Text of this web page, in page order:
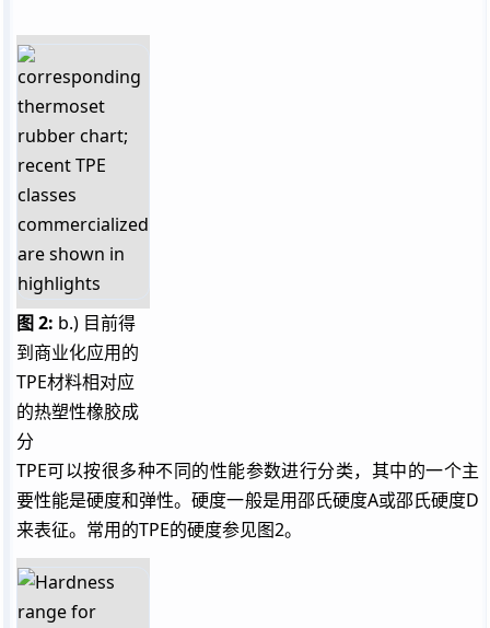
图 2: b.) 目前得
到商业化应用的
TPE材料相对应
的热塑性橡胶成
分
TPE可以按很多种不同的性能参数进行分类，其中的一个主
要性能是硬度和弹性。硬度一般是用邵氏硬度A或邵氏硬度D
来表征。常用的TPE的硬度参见图2。